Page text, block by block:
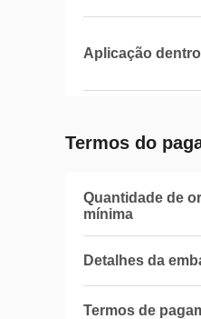
Aplicação
Termos do
Quantidade de
mínima
Detalhes da
Termos de